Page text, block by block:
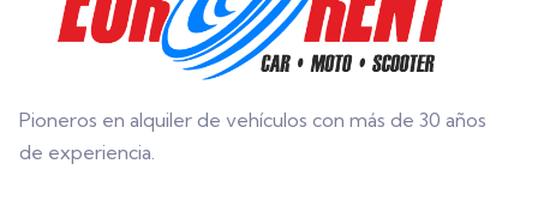
Pioneros en alquiler de vehículos con más de 30 años
de experiencia.